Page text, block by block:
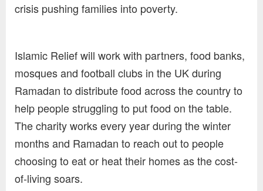
crisis pushing families into poverty.
Islamic Relief will work with partners, food banks,
mosques and football clubs in the UK during
Ramadan to distribute food across the country to
help people struggling to put food on the table.
The charity works every year during the winter
months and Ramadan to reach out to people
choosing to eat or heat their homes as the cost-
of-living soars.